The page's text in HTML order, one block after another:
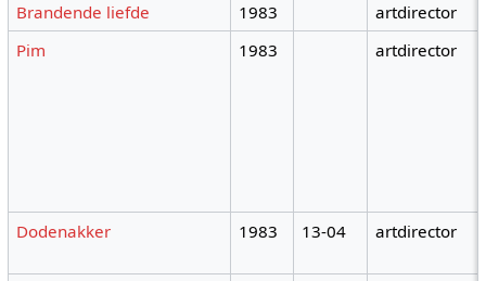
Brandende liefde 1983
artdirector
Pim
1983 artdirector
Dodenakker 1983 13-04 artdirector